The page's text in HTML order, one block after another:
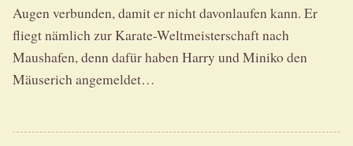
Augen verbunden, damit er nicht davonlaufen kann. Er
fliegt nämlich zur Karate-Weltmeisterschaft nach
Maushafen, denn dafür haben Harry und Miniko den
Mäuserich angemeldet…